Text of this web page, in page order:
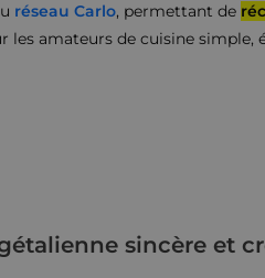
réseau Carlo, permettant de
amateurs de cuisine simple,
sincère et